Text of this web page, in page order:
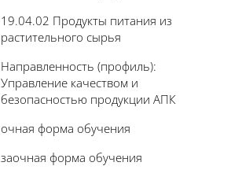
19.04.02 Продукты питания из
растительного сырья
Направленность (профиль):
Управление качеством и
безопасностью продукции АПК
очная форма обучения
заочная форма обучения